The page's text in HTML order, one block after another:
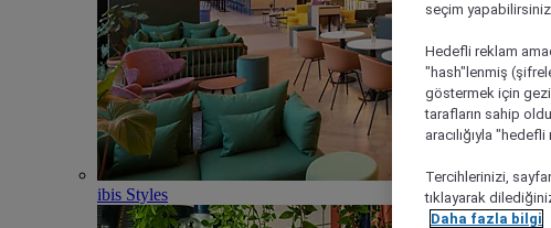
ibis Styles
seçim
Hedefli reklam
"hash"lenmiş
göstermek için
tarafların sahip
aracılığıyla
Tercihlerinizi,
tıklayarak
Daha fazla bilgi